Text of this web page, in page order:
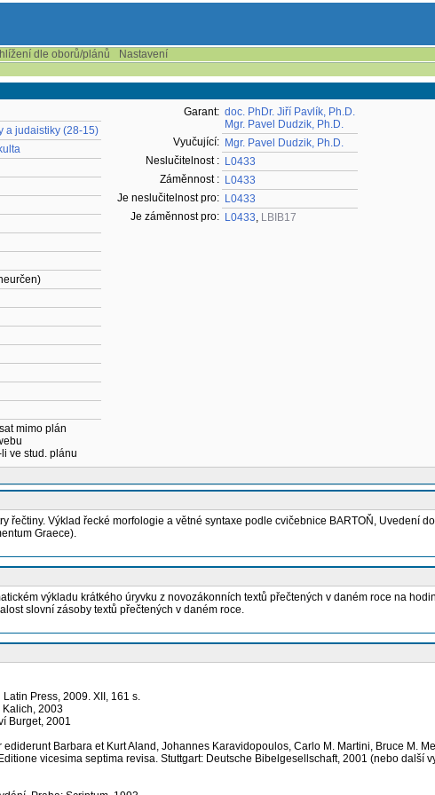
dle oborů/plánů
Nastavení
a judaistiky (28-15)
mimo plán
ve stud. plánu
Garant: doc. PhDr. Jiří Pavlík, Ph.D.
Mgr. Pavel Dudzik, Ph.D.
Vyučující: Mgr. Pavel Dudzik, Ph.D.
Neslučitelnost : L0433
Záměnnost : L0433
Je neslučitelnost pro: L0433
Je záměnnost pro: L0433, LBIB17
řečtiny. Výklad řecké morfologie a větné syntaxe podle cvičebnice BARTOŇ, Uvedení
Graece).
výkladu krátkého úryvku z novozákonních textů přečtených v daném roce na
slovní zásoby textů přečtených v daném roce.
Press, 2009. XII, 161 s.
Kalich, 2003
Burget, 2001
Barbara et Kurt Aland, Johannes Karavidopoulos, Carlo M. Martini, Bruce M.
vicesima septima revisa. Stuttgart: Deutsche Bibelgesellschaft, 2001 (nebo další